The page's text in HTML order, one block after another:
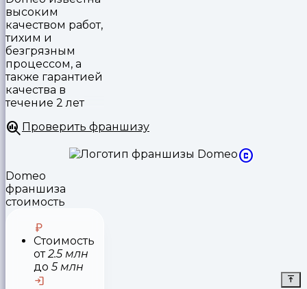
высоким
качеством работ,
тихим и
безгрязным
процессом, а
также гарантией
качества в
течение 2 лет
Проверить франшизу
Domeo
франшиза
стоимость
Стоимость
от2.5 млн
до 5 млн